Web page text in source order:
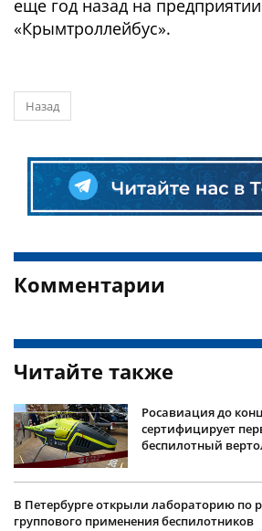
еще год назад на предприятии
«Крымтроллейбус».
Назад
Комментарии
Читайте также
Росавиация до
сертифицирует
беспилотный
В Петербурге открыли лабораторию по
группового применения беспилотников